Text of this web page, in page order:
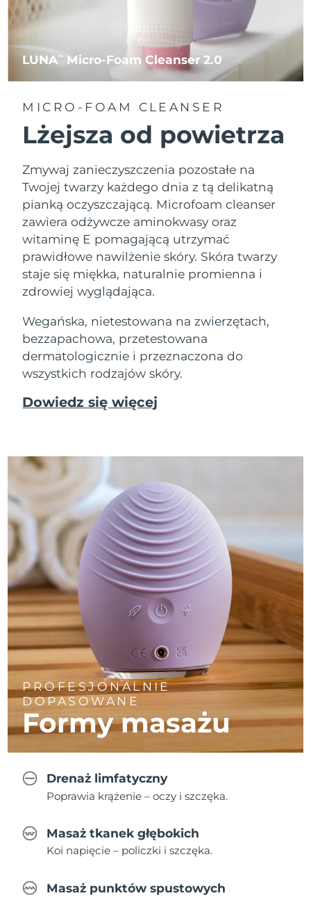
LUNATM Micro-Foam Cleanser 2.0
MICRO-FOAM CLEANSER
Lżejsza od powietrza
Zmywaj zanieczyszczenia pozostałe na
Twojej twarzy każdego dnia z tą delikatną
pianką oczyszczającą. Microfoam cleanser
zawiera odżywcze aminokwasy oraz
witaminę E pomagającą utrzymać
prawidłowe nawilżenie skóry. Skóra twarzy
staje się miękka, naturalnie promienna i
zdrowiej wyglądająca.
Wegańska, nietestowana na zwierzętach,
bezzapachowa, przetestowana
dermatologicznie i przeznaczona do
wszystkich rodzajów skóry.
Dowiedz się więcej
PROFESJONALNIE
DOPASOWANE
Formy masażu
Drenaż limfatyczny
Poprawia krążenie – oczy i szczęka.
Masaż tkanek głębokich
Koi napięcie – policzki i szczęka.
Masaż punktów spustowych